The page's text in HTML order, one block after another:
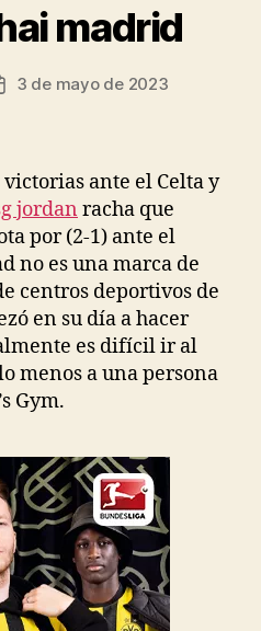
madrid
3 de mayo de 2023
ante el Celta y
jordan racha que
por (2-1) ante el
no es una marca de
centros deportivos de
en su día a hacer
es difícil ir al
menos a una persona
Gym.